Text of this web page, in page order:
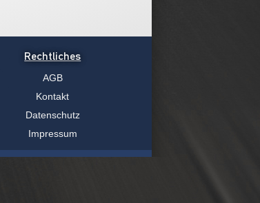
Rechtliches
AGB
Kontakt
Datenschutz
Impressum